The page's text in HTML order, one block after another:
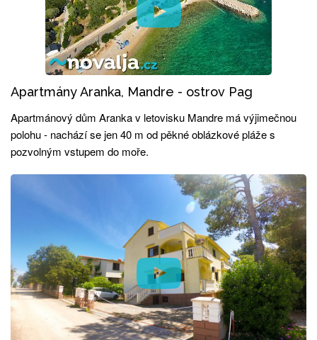
Apartmány Aranka, Mandre - ostrov Pag
Apartmánový dům Aranka v letovisku Mandre má výjimečnou
polohu - nachází se jen 40 m od pěkné oblázkové pláže s
pozvolným vstupem do moře.